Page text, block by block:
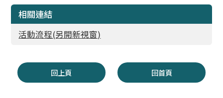
相關連結
活動流程(另開新視窗)
回上頁 回首頁